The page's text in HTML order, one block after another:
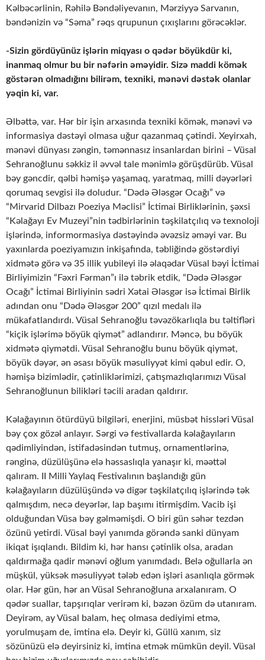
Kəlbəcərlinin, Rəhilə Bəndəliyevanın, Mərziyyə Sarvanın,
bəndənizin və “Səma” rəqs qrupunun çıxışlarını görəcəklər.
-Sizin gördüyünüz işlərin miqyası o qədər böyükdür ki,
inanmaq olmur bu bir nəfərin əməyidir. Sizə maddi kömək
göstərən olmadığını bilirəm, texniki, mənəvi dəstək olanlar
yəqin ki, var.
Əlbəttə, var. Hər bir işin arxasında texniki kömək, mənəvi və
informasiya dəstəyi olmasa uğur qazanmaq çətindi. Xeyirxah,
mənəvi dünyası zəngin, təmənnasız insanlardan birini – Vüsal
Sehranoğlunu səkkiz il əvvəl tale mənimlə görüşdürüb. Vüsal
bəy gəncdir, qəlbi həmişə yaşamaq, yaratmaq, milli dəyərləri
qorumaq sevgisi ilə doludur. “Dədə Ələsgər Ocağı” və
“Mirvarid Dilbazı Poeziya Məclisi” İctimai Birliklərinin, şəxsi
“Kəlağayı Ev Muzeyi”nin tədbirlərinin təşkilatçılıq və texnoloji
işlərində, informormasiya dəstəyində əvəzsiz əməyi var. Bu
yaxınlarda poeziyamızın inkişafında, təbliğində göstərdiyi
xidmətə görə və 35 illik yubileyi ilə əlaqədar Vüsal bəyi İctimai
Birliyimizin “Fəxri Fərman”ı ilə təbrik etdik, “Dədə Ələsgər
Ocağı” İctimai Birliyinin sədri Xətai Ələsgər isə İctimai Birlik
adından onu “Dədə Ələsgər 200” qızıl medalı ilə
mükafatlandırdı. Vüsal Sehranoğlu təvəzökarlıqla bu təltifləri
“kiçik işlərimə böyük qiymət” adlandırır. Məncə, bu böyük
xidmətə qiymətdi. Vüsal Sehranoğlu bunu böyük qiymət,
böyük dəyər, ən əsası böyük məsuliyyət kimi qəbul edir. O,
həmişə bizimlədir, çətinliklərimizi, çatışmazlıqlarımızı Vüsal
Sehranoğlunun bilikləri təcili aradan qaldırır.
Kəlağayının ötürdüyü bilgiləri, enerjini, müsbət hissləri Vüsal
bəy çox gözəl anlayır. Sərgi və festivallarda kəlağayıların
qədimliyindən, istifadəsindən tutmuş, ornamentlərinə,
rənginə, düzülüşünə elə həssaslıqla yanaşır ki, məəttəl
qalıram. II Milli Yaylaq Festivalının başlandığı gün
kəlağayıların düzülüşündə və digər təşkilatçılıq işlərində tək
qalmışdım, necə deyərlər, lap başımı itirmişdim. Vacib işi
olduğundan Vüsa bəy gəlməmişdi. O biri gün səhər tezdən
özünü yetirdi. Vüsal bəyi yanımda görəndə sanki dünyam
ikiqat işıqlandı. Bildim ki, hər hansı çətinlik olsa, aradan
qaldırmağa qadir mənəvi oğlum yanımdadı. Belə oğullarla ən
müşkül, yüksək məsuliyyət tələb edən işləri asanlıqla görmək
olar. Hər gün, hər an Vüsal Sehranoğluna arxalanıram. O
qədər suallar, tapşırıqlar verirəm ki, bəzən özüm də utanıram.
Deyirəm, ay Vüsal balam, heç olmasa dediyimi etmə,
yorulmuşam de, imtina elə. Deyir ki, Güllü xanım, siz
sözünüzü elə deyirsiniz ki, imtina etmək mümkün deyil. Vüsal